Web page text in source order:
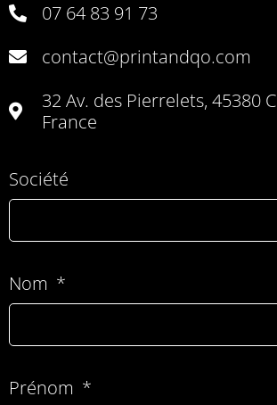
07 64 83 91 73
contact@printandqo.com
32 Av. des Pierrelets, 45380
France
Société
Nom
Prénom